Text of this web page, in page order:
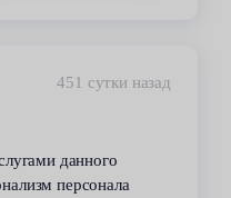
451 сутки назад
данного
персонала